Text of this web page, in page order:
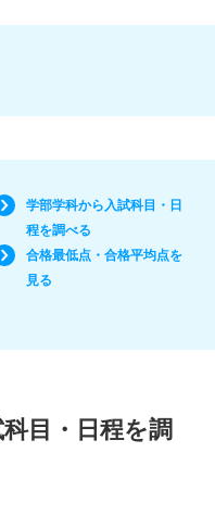
学部学科から入試科目・日
程を調べる
合格最低点・合格平均点を
見る
目・日程を調